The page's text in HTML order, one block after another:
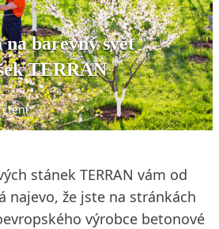
na barevný svět
TERRAN
stánek TERRAN vám od
najevo, že jste na stránkách
výrobce betonové